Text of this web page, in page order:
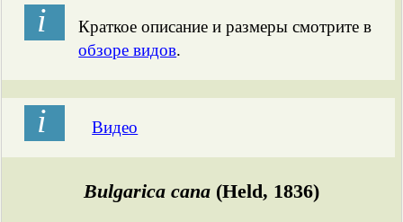
і
Краткое описание и размеры смотрите в
обзоре видов.
і Видео
Bulgarica cana(Held, 1836)